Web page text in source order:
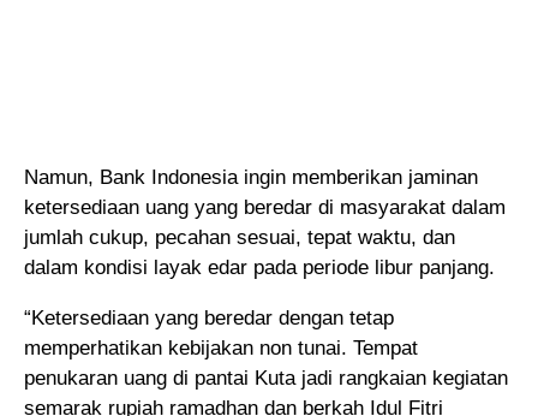
Namun, Bank Indonesia ingin memberikan jaminan
ketersediaan uang yang beredar di masyarakat dalam
jumlah cukup, pecahan sesuai, tepat waktu, dan
dalam kondisi layak edar pada periode libur panjang.
“Ketersediaan yang beredar dengan tetap
memperhatikan kebijakan non tunai. Tempat
penukaran uang di pantai Kuta jadi rangkaian kegiatan
semarak rupiah ramadhan dan berkah Idul Fitri